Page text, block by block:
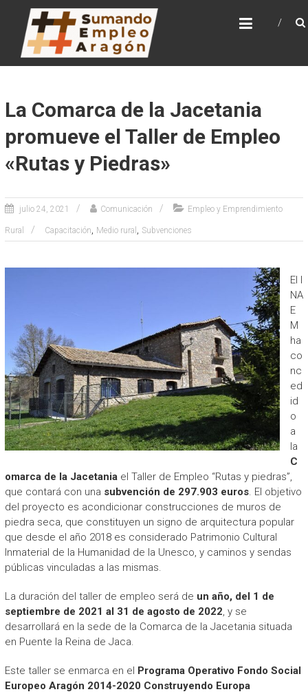
contenido
SUMANDO EMPLEO
ARAGÓN
Web de la Iniciativa Sumando Empleo Aragón
La Comarca de la Jacetania
promueve el Taller de Empleo
«Rutas y Piedras»
julio 24, 2021 Comunicación Empleo y Emprendimiento
Rural Capacitación, Medio rural , Subvenciones
El I
NA
E
M
ha
co
nc
ed
id
o
a
la
C
omarca de la Jacetaniael Taller de Empleo “Rutas y piedras”,
que contará con una subvención de 297.903 euros. El objetivo
del proyecto es acondicionar construcciones de muros de
piedra seca, que constituyen un signo de arquitectura popular
que desde el año 2018 es considerado Patrimonio Cultural
Inmaterial de la Humanidad de la Unesco, y caminos y sendas
públicas vinculadas a las mismas.
La duración del taller de empleo será de un año, del 1 de
septiembre de 2021 al 31 de agosto de 2022, y se
desarrollará en la sede de la Comarca de la Jacetania situada
en Puente la Reina de Jaca.
Este taller se enmarca en el Programa Operativo Fondo Social
Europeo Aragón 2014-2020 Construyendo Europa